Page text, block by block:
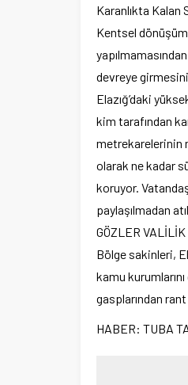
Karanlıkta Kalan
Kentsel
devreye girmesini
Elazığ’daki
kim tarafından
metrekarelerinin
olarak ne kadar
koruyor.
paylaşılmadan
GÖZLER
Bölge sakinleri,
kamu
gasplarından
HABER: TUBA